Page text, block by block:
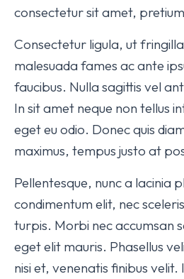
consectetur sit amet,
Consectetur ligula, ut
malesuada fames ac ante
faucibus. Nulla sagittis vel
In sit amet neque non tellus
eget eu odio. Donec quis
maximus, tempus justo at
Pellentesque, nunc a lacinia
condimentum elit, nec
turpis. Morbi nec accumsan
eget elit mauris. Phasellus
nisi et, venenatis finibus